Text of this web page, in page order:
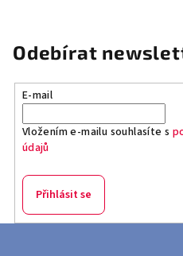
Odebírat
E-mail
Vložením e-mailu souhlasíte s
údajů
Přihlásit se